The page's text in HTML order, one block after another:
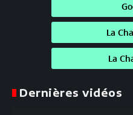
La
La
Dernières vidéos